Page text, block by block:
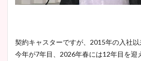
契約キャスターですが、2015年の入社
今年が7年目、2026年春には12年目を迎